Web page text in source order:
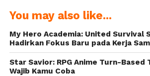
Dengan Para
Disney dan
Pixar
Seru yang
Nostalgia
You may also like...
My Hero Academia: United Survival
Hadirkan Fokus Baru pada Kerja
Star Savior: RPG Anime Turn-Based
Wajib Kamu Coba